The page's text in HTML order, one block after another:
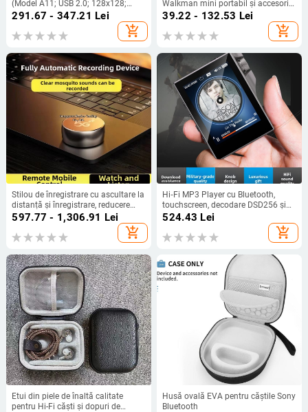
(Model A11; USB 2.0; 128x128;
Bluetooth; FLASH)
291.67 - 347.21 Lei
add_shopping_cart
Walkman mini portabil și accesorii
de ambalare
39.22 - 132.53 Lei
add_shopping_cart
Stilou de înregistrare cu ascultare la
distanță și înregistrare, reducere
zgomot HD, localizare
597.77 - 1,306.91 Lei
add_shopping_cart
Hi‑Fi MP3 Player cu Bluetooth,
touchscreen, decodare DSD256 și
suport pentru card TF
524.43 Lei
add_shopping_cart
Etui din piele de înaltă calitate
pentru Hi-Fi căști și dopuri de
Husă ovală EVA pentru căștile Sony
Bluetooth